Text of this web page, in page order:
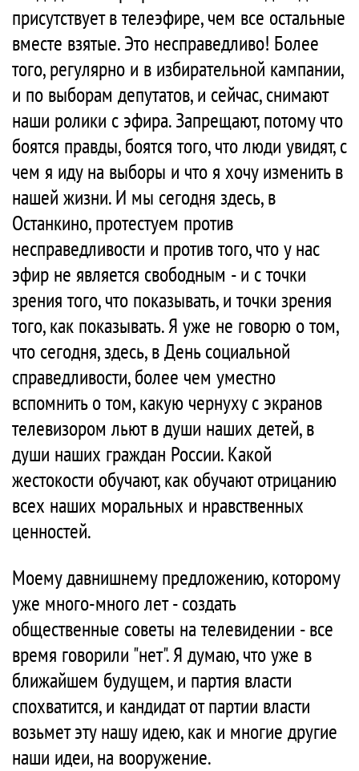
присутствует в телеэфире, чем все остальные
вместе взятые. Это несправедливо! Более
того, регулярно и в избирательной кампании,
и по выборам депутатов, и сейчас, снимают
наши ролики с эфира. Запрещают, потому что
боятся правды, боятся того, что люди увидят, с
чем я иду на выборы и что я хочу изменить в
нашей жизни. И мы сегодня здесь, в
Останкино, протестуем против
несправедливости и против того, что у нас
эфир не является свободным - и с точки
зрения того, что показывать, и точки зрения
того, как показывать. Я уже не говорю о том,
что сегодня, здесь, в День социальной
справедливости, более чем уместно
вспомнить о том, какую чернуху с экранов
телевизором льют в души наших детей, в
души наших граждан России. Какой
жестокости обучают, как обучают отрицанию
всех наших моральных и нравственных
ценностей.
Моему давнишнему предложению, которому
уже много-много лет - создать
общественные советы на телевидении - все
время говорили "нет". Я думаю, что уже в
ближайшем будущем, и партия власти
спохватится, и кандидат от партии власти
возьмет эту нашу идею, как и многие другие
наши идеи, на вооружение.